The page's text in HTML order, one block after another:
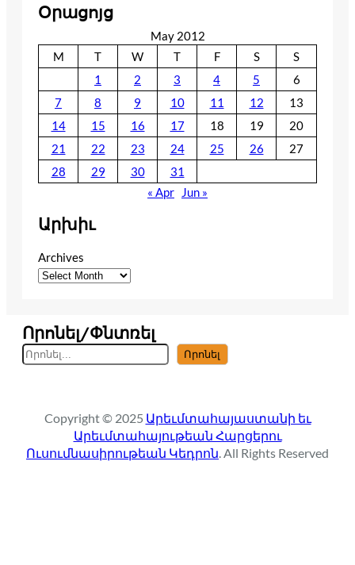
Օրացոյց
May 2012
M
T W T F S
S
1
2 3 4 5
6
7
8 9 10 11 12
13
14
15 16 17 18 19
20
21
22 23 24 25 26
27
28
29 30
31
« Apr
Jun »
Արխիւ
Archives
Որոնել/Փնտռել
S
e
c
h
Որոնել
Copyright © 2025 Արեւմտահայաստանի եւ
Արեւմտահայութեան Հարցերու
Ուսումնասիրութեան Կեդրոն. All Rights Reserved